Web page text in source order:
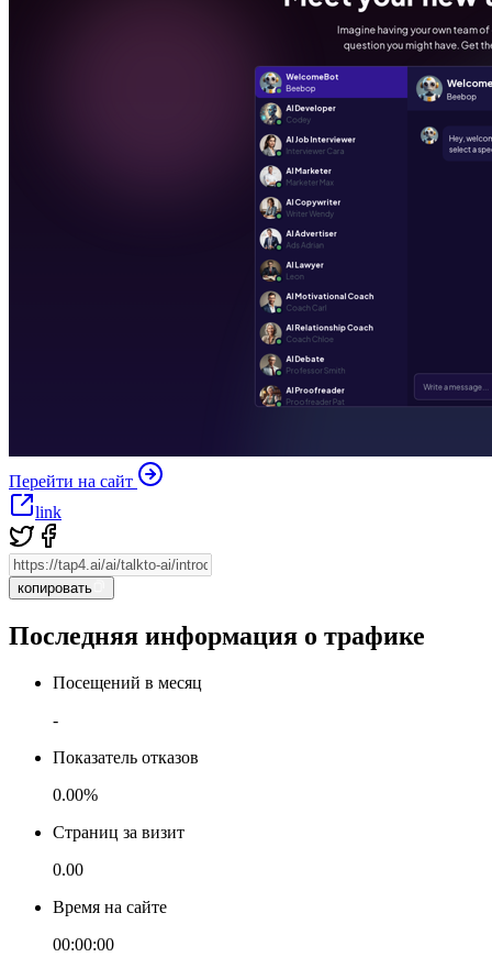
Перейти на сайт
link
копировать
Последняя информация о трафике
Посещений в месяц
-
Показатель отказов
0.00%
Страниц за визит
0.00
Время на сайте
00:00:00